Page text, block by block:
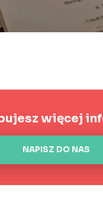
więcej
NAPISZ DO NAS